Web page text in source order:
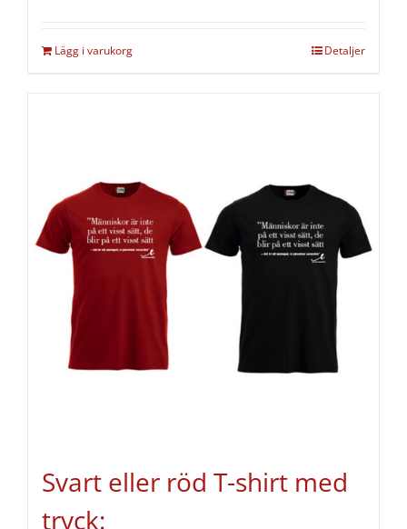
Lägg i varukorg Detaljer
Svart eller röd T-shirt med
tryck: